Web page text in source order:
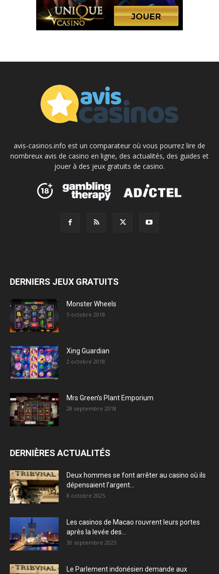
avis-casinos.info est un comparateur où vous pourrez lire de
nombreux avis de casino en ligne, des actualités, des guides et
jouer à des jeux gratuits de casino.
DERNIERS JEUX GRATUITS
Monster Wheels
5 octobre 2018
Xing Guardian
2 octobre 2018
Mrs Green’s Plant Emporium
28 septembre 2018
DERNIÈRES ACTUALITÉS
Deux hommes se font arrêter au casino où ils
dépensaient l’argent...
8 octobre 2025
Les casinos de Macao rouvrent leurs portes
après la levée des...
30 septembre 2025
Le Parlement indonésien demande aux